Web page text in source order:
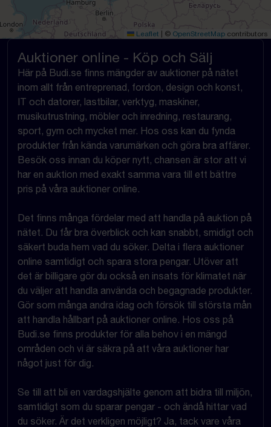
Leaflet | © OpenStreetMap contributors
Auktioner online - Köp och Sälj
Här på Budi.se finns mängder av auktioner på nätet
inom allt från entreprenad, fordon, design och konst,
IT och datorer, lastbilar, verktyg, maskiner,
musikutrustning, möbler och inredning, restaurang,
sport, gym och mycket mer. Hos oss kan du fynda
produkter från kända varumärken och göra bra affärer.
Besök oss innan du köper nytt, chansen är stor att vi
har en auktion med exakt samma vara till ett bättre
pris på våra auktioner online.
Det finns många fördelar med att handla på auktion på
nätet. Du får bra överblick och kan snabbt, smidigt och
säkert buda hem vad du söker. Delta i flera auktioner
online samtidigt och spara stora pengar. Utöver att
det är billigare gör du också en insats för klimatet när
du väljer att handla använda och begagnade produkter.
Gör som många andra idag och försök till största mån
att handla hållbart på auktioner online. Hos oss på
Budi.se finns produkter för alla behov i en mängd
områden och vi är säkra på att våra auktioner har
något just för dig.
Se till att bli en vardagshjälte genom att bidra till miljön,
samtidigt som du sparar pengar - och ändå hittar vad
du söker. Är det verkligen möjligt? Ja, tack vare våra